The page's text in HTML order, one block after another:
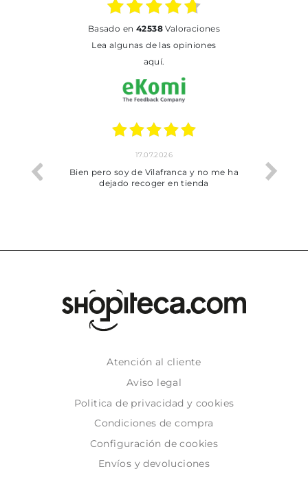
basado en 42538Valoraciones
Lea algunas de las opiniones
aquí.
trobat
17.07.2026
Bien pero soy de Vilafranca y no me ha
dejado recoger en tienda
Atención al cliente
Aviso legal
Politica de privacidad y cookies
Condiciones de compra
Configuración de cookies
Envíos y devoluciones